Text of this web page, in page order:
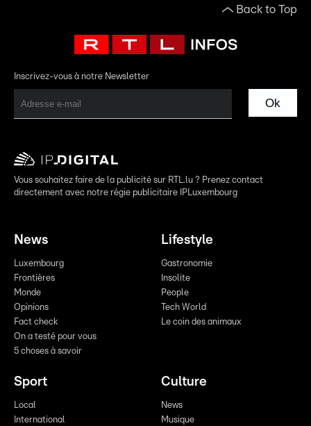
Back to Top
Inscrivez-vous à notre Newsletter
Ok
Vous souhaitez faire de la publicité sur RTL.lu ? Prenez contact
directement avec notre régie publicitaire IPLuxembourg
News
Luxembourg
Frontières
Monde
Opinions
Fact check
On a testé pour vous
5 choses à savoir
Lifestyle
Gastronomie
Insolite
People
Tech World
Le coin des animaux
Sport
Local
International
Culture
News
Musique